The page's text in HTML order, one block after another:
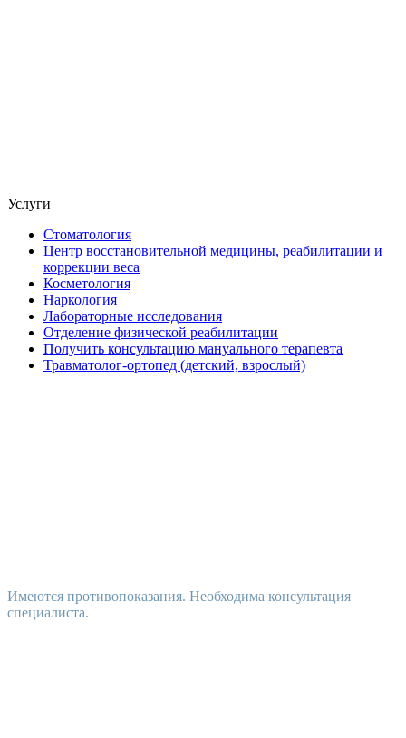
Услуги
Стоматология
Центр восстановительной медицины, реабилитации и
коррекции веса
Косметология
Наркология
Лабораторные исследования
Отделение физической реабилитации
Получить консультацию мануального терапевта
Травматолог-ортопед (детский, взрослый)
Имеются противопоказания. Необходима консультация
специалиста.